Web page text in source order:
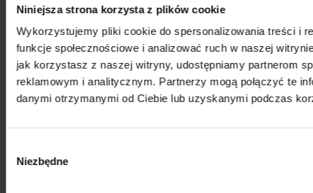
Niniejsza strona korzysta z plików cookie
Wykorzystujemy pliki cookie do spersonalizowania treści i
funkcje społecznościowe i analizować ruch w naszej
jak korzystasz z naszej witryny, udostępniamy partnerom
reklamowym i analitycznym. Partnerzy mogą połączyć te
danymi otrzymanymi od Ciebie lub uzyskanymi podczas
zgody
Niezbędne
Wiślane Tarasy 2.0 wysoki poziom zawdzięczają
widoczności w ekosystemie Google.
Osiągają
Mention Rate powyżej 40% w AI Mode, AI
Overviews i Gemini, a przy tym zajmują pozycje od
widoczności sugeruje silną indeksację w Google -